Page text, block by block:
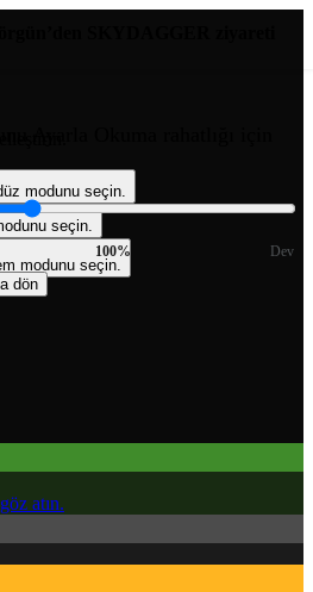
modunu seçin.
seçin.
modunu seçin.
atın.
SKYDAGGER ziyareti
100% Dev
dön